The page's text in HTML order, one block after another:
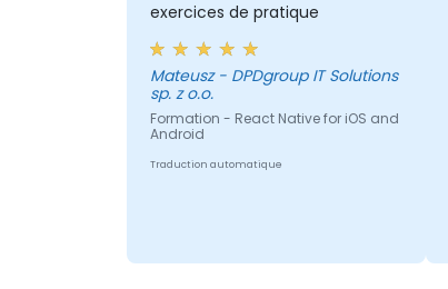
exercices de pratique
Mateusz - DPDgroup IT Solutions
sp. z o.o.
Formation - React Native for iOS and
Android
Traduction automatique